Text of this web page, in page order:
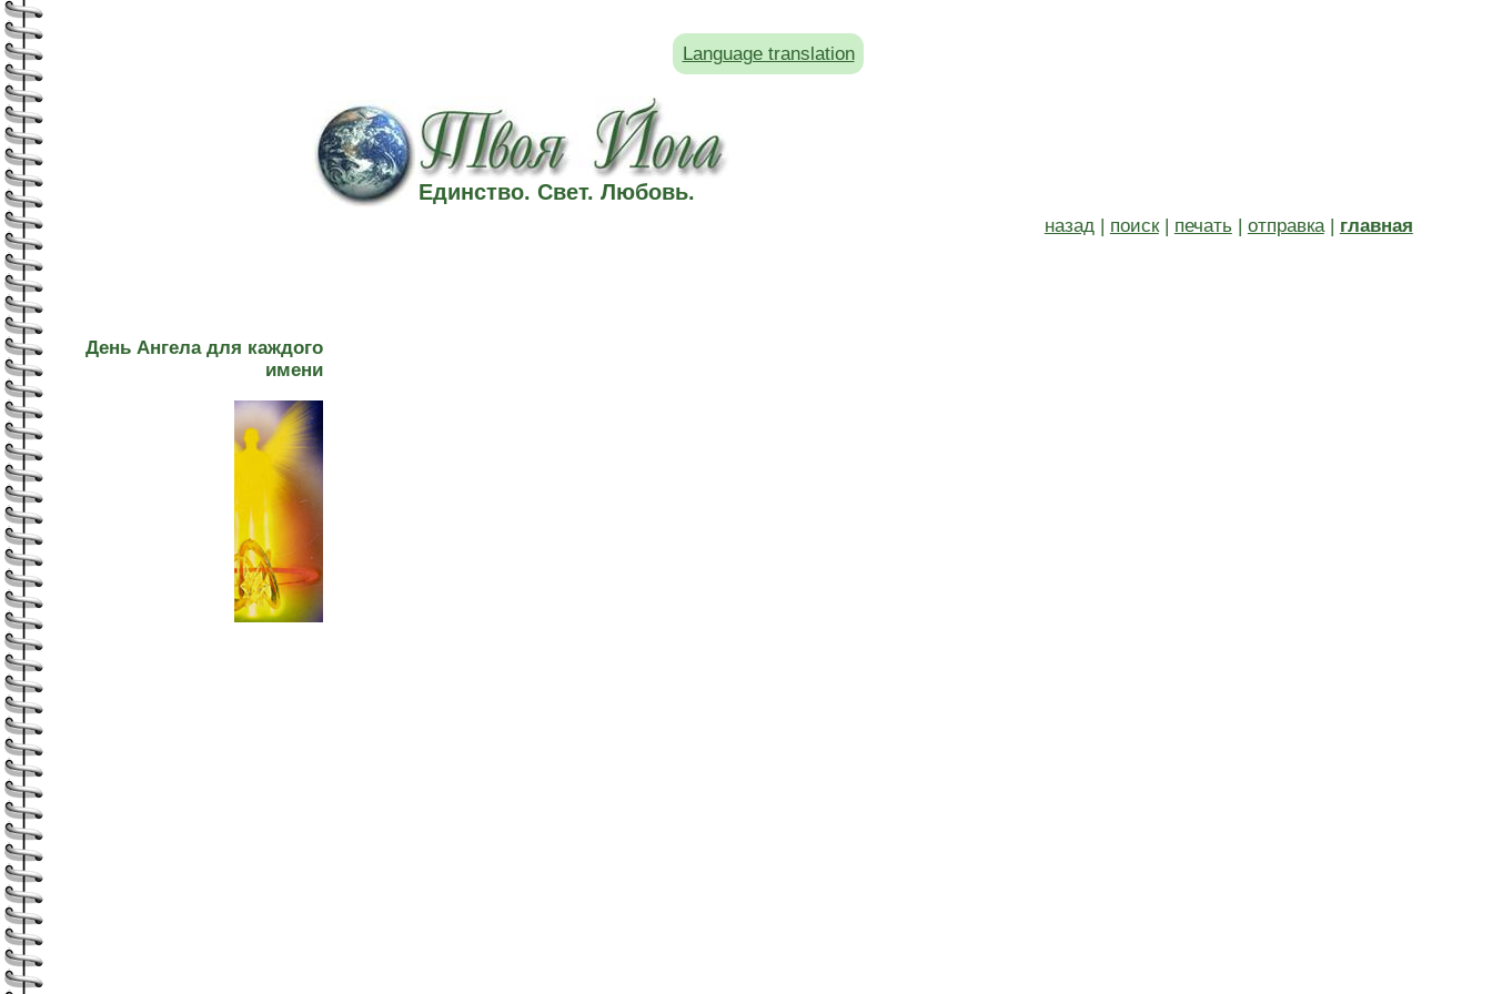
Language translation
Единство. Свет. Любовь.
назад| поиск| печать | отправка| главная
День Ангела для каждого
имени